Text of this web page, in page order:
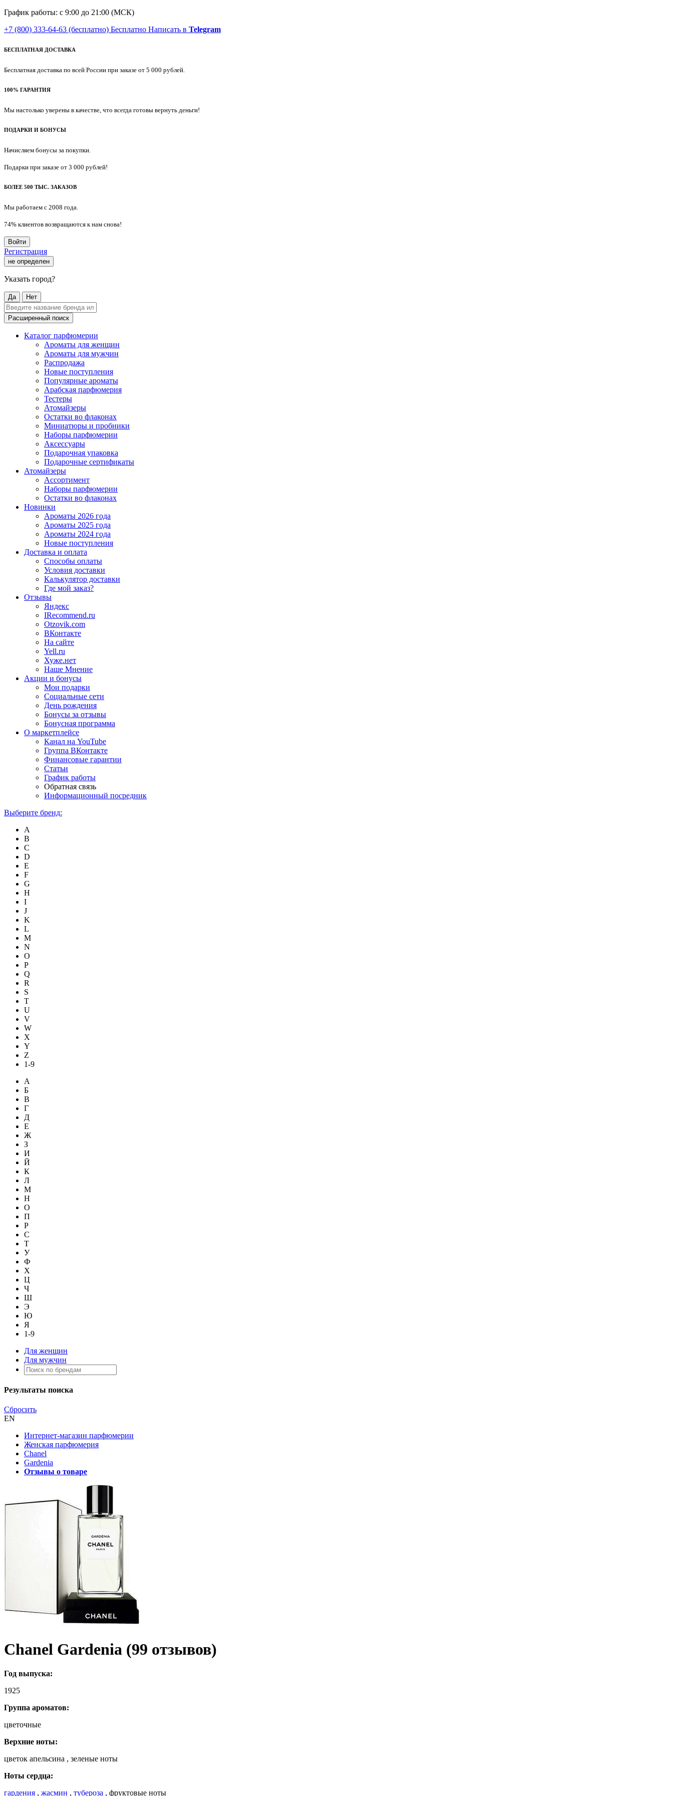
График работы: с 9:00 до 21:00 (МСК)
+7 (800) 333-64-63 (бесплатно) Бесплатно Написать в Telegram
БЕСПЛАТНАЯ ДОСТАВКА
Бесплатная доставка по всей России при заказе от 5 000 рублей.
100% ГАРАНТИЯ
Мы настолько уверены в качестве, что всегда готовы вернуть деньги!
ПОДАРКИ И БОНУСЫ
Начисляем бонусы за покупки.
Подарки при заказе от 3 000 рублей!
БОЛЕЕ 500 ТЫС. ЗАКАЗОВ
Мы работаем с 2008 года.
74% клиентов возвращаются к нам снова!
Войти
Регистрация
не определен
Указать город?
Да Нет
Расширенный поиск
Каталог парфюмерии
Ароматы для женщин
Ароматы для мужчин
Распродажа
Новые поступления
Популярные ароматы
Арабская парфюмерия
Тестеры
Атомайзеры
Остатки во флаконах
Миниатюры и пробники
Наборы парфюмерии
Аксессуары
Подарочная упаковка
Подарочные сертификаты
Атомайзеры
Ассортимент
Наборы парфюмерии
Остатки во флаконах
Новинки
Ароматы 2026 года
Ароматы 2025 года
Ароматы 2024 года
Новые поступления
Доставка и оплата
Способы оплаты
Условия доставки
Калькулятор доставки
Где мой заказ?
Отзывы
Яндекс
IRecommend.ru
Otzovik.com
ВКонтакте
На сайте
Yell.ru
Хуже.нет
Наше Мнение
Акции и бонусы
Мои подарки
Социальные сети
День рождения
Бонусы за отзывы
Бонусная программа
О маркетплейсе
Канал на YouTube
Группа ВКонтакте
Финансовые гарантии
Статьи
График работы
Обратная связь
Информационный посредник
Выберите бренд:
A
B
C
D
E
F
G
H
I
J
K
L
M
N
O
P
Q
R
S
T
U
V
W
X
Y
Z
1-9
А
Б
В
Г
Д
Е
Ж
З
И
Й
К
Л
М
Н
О
П
Р
С
Т
У
Ф
Х
Ц
Ч
Ш
Э
Ю
Я
1-9
Для женщин
Для мужчин
Результаты поиска
Сбросить
EN
Интернет-магазин парфюмерии
Женская парфюмерия
Chanel
Gardenia
Отзывы о товаре
Chanel Gardenia (99 отзывов)
Год выпуска:
1925
Группа ароматов:
цветочные
Верхние ноты:
цветок апельсина , зеленые ноты
Ноты сердца:
гардения , жасмин , тубероза , фруктовые ноты